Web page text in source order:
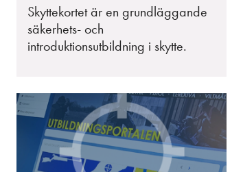
Skyttekortet är en grundläggande
säkerhets- och
introduktionsutbildning i skytte.